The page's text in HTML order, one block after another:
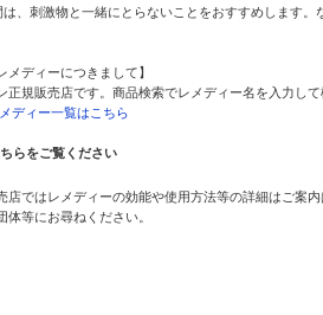
、刺激物と一緒にとらないことをおすすめします
メディーにつきまして】
正規販売店です。商品検索でレメディー名を入力し
ディー一覧はこちら
らをご覧ください
ではレメディーの効能や使用方法等の詳細はご案
体等にお尋ねください。